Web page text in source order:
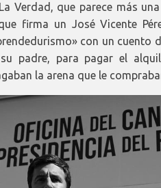
Verdad, que parece más
firma un José Vicente
con un cuento
padre, para pagar el
la arena que le